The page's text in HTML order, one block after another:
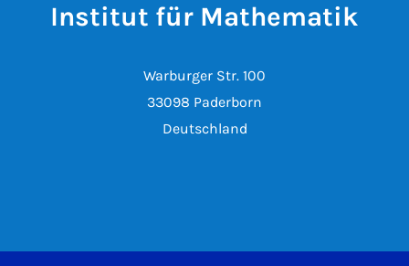
Institut für Mathematik
Warburger Str. 100
33098 Paderborn
Deutschland